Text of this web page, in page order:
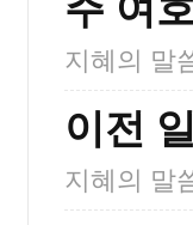
주 여
지혜의 말
이전
지혜의 말